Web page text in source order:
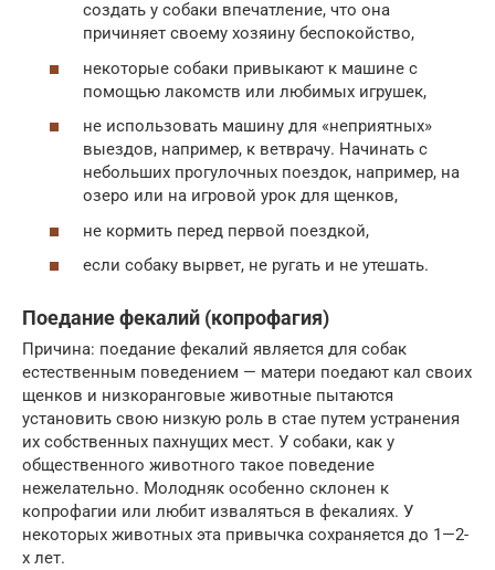
создать у собаки впечатление, что она
причиняет своему хозяину беспокойство,
некоторые собаки привыкают к машине с
помощью лакомств или любимых игрушек,
не использовать машину для «неприятных»
выездов, например, к ветврачу. Начинать с
небольших прогулочных поездок, например, на
озеро или на игровой урок для щенков,
не кормить перед первой поездкой,
если собаку вырвет, не ругать и не утешать.
Поедание фекалий (копрофагия)
Причина: поедание фекалий является для собак
естественным поведением — матери поедают кал своих
щенков и низкоранговые животные пытаются
установить свою низкую роль в стае путем устранения
их собственных пахнущих мест. У собаки, как у
общественного животного такое поведение
нежелательно. Молодняк особенно склонен к
копрофагии или любит изваляться в фекалиях. У
некоторых животных эта привычка сохраняется до 1—2-
х лет.